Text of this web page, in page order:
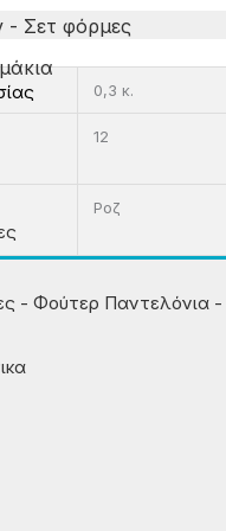
- Σετ φόρμες
- Φούτερ Παντελόνια -
0,3 κ.
12
Ροζ